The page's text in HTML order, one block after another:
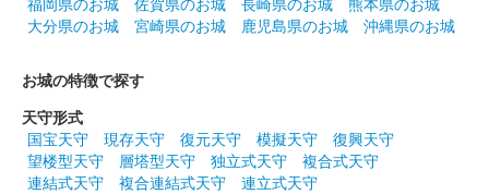
大分県のお城
宮崎県のお城 鹿児島県のお城 沖縄県のお城
お城の特徴で探す
天守形式
国宝天守
現存天守 復元天守 模擬天守
復興天守
望楼型天守
層塔型天守 独立式天守
複合式天守
連結式天守
複合連結式天守
連立式天守